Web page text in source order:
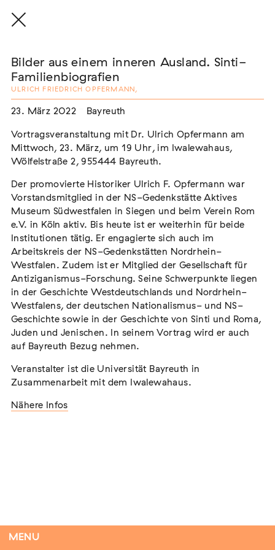
MENU
THE THREAD THAT HOLDS / DER FADEN,
Extern
22. Juli 2026 - 04. Oktober 2026
Der Weg der Sinti und Roma
Extern
Tag der Menschlichkeit Verband Deutscher
Sinti und Roma, Landesverband Rheinland-
Extern
15. September 2026 Dortmund
Bilder aus einem inneren Ausland. Sinti-
Familienbiografien
ULRICH FRIEDRICH OPFERMANN ,
23. März 2022 Bayreuth
Vortragsveranstaltung mit Dr. Ulrich Opfermann am
Mittwoch, 23. März, um 19 Uhr, im Iwalewahaus,
Wölfelstraße 2, 955444 Bayreuth.
Der promovierte Historiker Ulrich F. Opfermann war
Vorstandsmitglied in der NS-Gedenkstätte Aktives
Museum Südwestfalen in Siegen und beim Verein Rom
e.V. in Köln aktiv. Bis heute ist er weiterhin für beide
Institutionen tätig. Er engagierte sich auch im
Arbeitskreis der NS-Gedenkstätten Nordrhein-
Westfalen. Zudem ist er Mitglied der Gesellschaft für
Antiziganismus-Forschung. Seine Schwerpunkte liegen
in der Geschichte Westdeutschlands und Nordrhein-
Westfalens, der deutschen Nationalismus- und NS-
Geschichte sowie in der Geschichte von Sinti und Roma,
Juden und Jenischen. In seinem Vortrag wird er auch
auf Bayreuth Bezug nehmen.
Veranstalter ist die Universität Bayreuth in
Zusammenarbeit mit dem Iwalewahaus.
Nähere Infos